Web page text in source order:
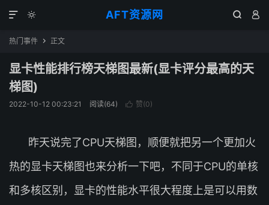
AFT资源网
  

热门事件  正文
显卡性能排行榜天梯图最新(显卡评分最高的天
梯图)
2022-10-12 00:23:21 阅读(64)  赞(0)
昨天说完了CPU天梯图，顺便就把另一个更加火
热的显卡天梯图也来分析一下吧，不同于CPU的单核
和多核区别，显卡的性能水平很大程度上是可以用数